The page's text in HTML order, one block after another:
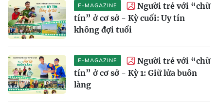
E-MAGAZINE
Người trẻ với “chữ
tín” ở cơ sở - Kỳ cuối: Uy tín
không đợi tuổi
E-MAGAZINE
Người trẻ với “chữ
tín” ở cơ sở - Kỳ 1: Giữ lửa buôn
làng